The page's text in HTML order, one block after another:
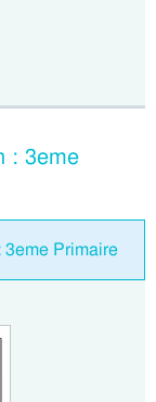
: 3eme
3eme Primaire